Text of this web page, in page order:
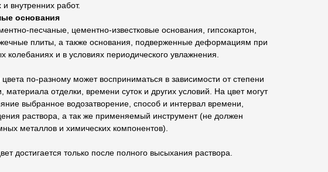
внутренних работ.
основания
песчаные, цементно-известковые основания, гипсокартон,
плиты, а также основания, подверженные деформациям при
колебаниях и в условиях периодического увлажнения.
цвета по-разному может восприниматься в зависимости от степени
материала отделки, времени суток и других условий. На цвет могут
выбранное водозатворение, способ и интервал времени,
раствора, а так же применяемый инструмент (не должен
металлов и химических компонентов).
достигается только после полного высыхания раствора.